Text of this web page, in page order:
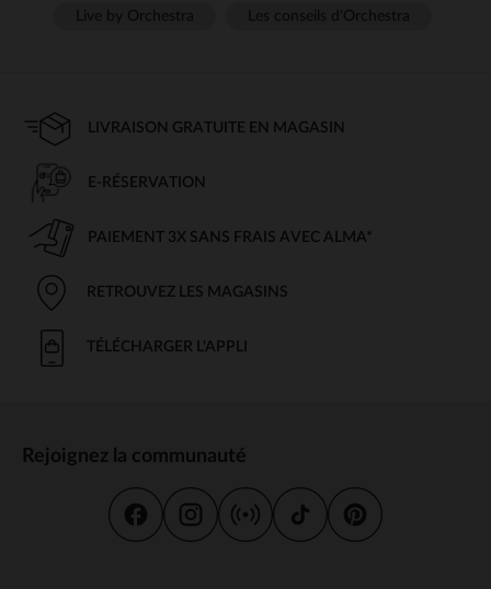
LIVRAISON GRATUITE EN MAGASIN
E-RÉSERVATION
PAIEMENT 3X SANS FRAIS AVEC ALMA*
RETROUVEZ LES MAGASINS
TÉLÉCHARGER L'APPLI
Rejoignez la communauté